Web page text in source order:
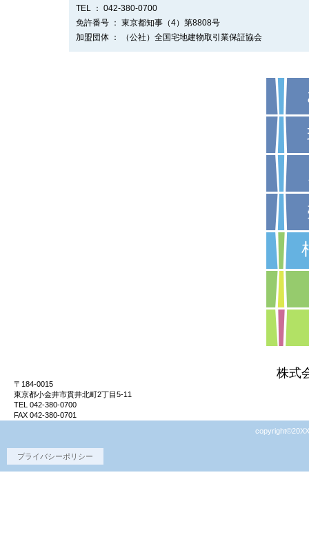
TEL ： 042-380-0700
免許番号 ： 東京都知事（4）第8808号
加盟団体 ： （公社）全国宅地建物取引業保証協会
株式
〒184-0015
東京都小金井市貫井北町2丁目5-11
TEL 042-380-0700
FAX 042-380-0701
プライバシーポリシー